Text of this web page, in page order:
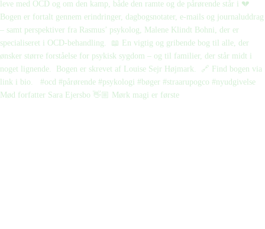
Mød forfatter Sara Ejersbo 👋🏼 Mørk magi er første